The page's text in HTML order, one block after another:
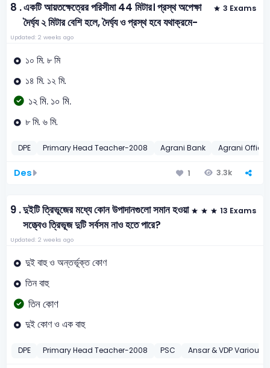
8 .একটি আয়তক্ষেত্রের পরিসীমা 44 মিটার। প্রস্থ অপেক্ষা
দৈর্ঘ্য ২ মিটার বেশি হলে, দৈর্ঘ্য ও প্রস্থ হবে যথাক্রমে-
3 Exams
Updated: 2 weeks ago
১০ মি. ৮ মি
১৪ মি. ১২ মি.
১২ মি. ১০ মি.
৮ মি. ৬ মি.
DPE Primary Head Teacher-2008 Agrani Bank Agrani
Des 1 3.3k
9 .দুইটি ত্রিভূজের মধ্যে কোন উপাদানগুলো সমান হওয়া
সত্ত্বেও ত্রিভূজ দুটি সর্বসম নাও হতে পারে?
13 Exams
Updated: 2 weeks ago
দুই বাহু ও অন্তর্ভূক্ত কোণ
তিন বাহু
তিন কোণ
দুই কোণ ও এক বাহু
DPE Primary Head Teacher-2008 PSC Ansar & VDP Various